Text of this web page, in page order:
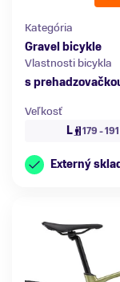
Kategória
Gravel bicykle
Vlastnosti bicykla
s
Veľkosť
L
179 -
Externý